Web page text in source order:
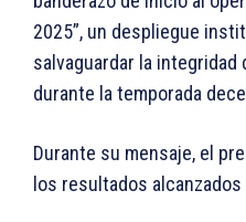
2025”, un despliegue
salvaguardar la
durante la temporada
Durante su mensaje, el
los resultados